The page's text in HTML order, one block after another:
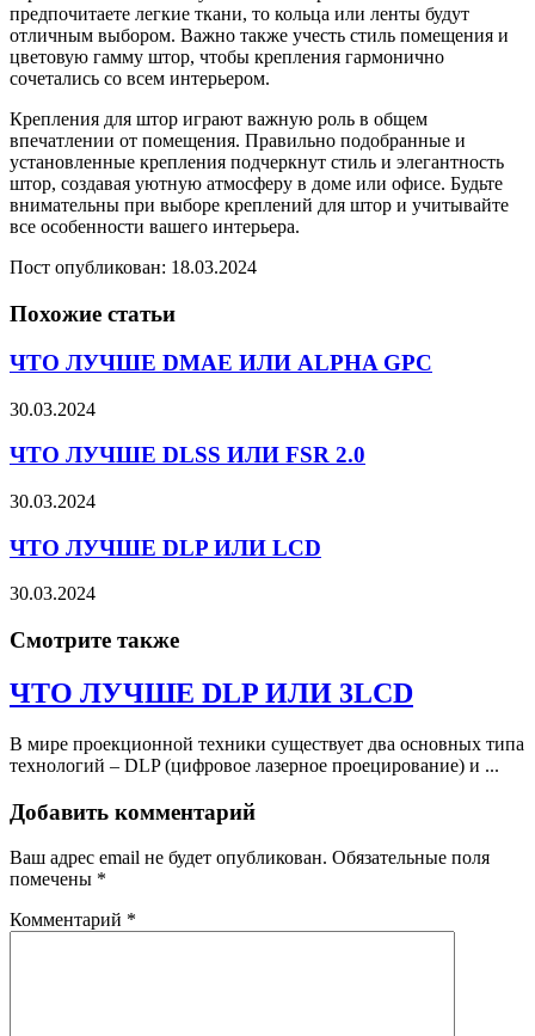
предпочитаете легкие ткани, то кольца или ленты будут
отличным выбором. Важно также учесть стиль помещения и
цветовую гамму штор, чтобы крепления гармонично
сочетались со всем интерьером.
Крепления для штор играют важную роль в общем
впечатлении от помещения. Правильно подобранные и
установленные крепления подчеркнут стиль и элегантность
штор, создавая уютную атмосферу в доме или офисе. Будьте
внимательны при выборе креплений для штор и учитывайте
все особенности вашего интерьера.
Пост опубликован: 18.03.2024
Похожие статьи
ЧТО ЛУЧШЕ DMAE ИЛИ ALPHA GPC
30.03.2024
ЧТО ЛУЧШЕ DLSS ИЛИ FSR 2.0
30.03.2024
ЧТО ЛУЧШЕ DLP ИЛИ LCD
30.03.2024
Смотрите также
ЧТО ЛУЧШЕ DLP ИЛИ 3LCD
В мире проекционной техники существует два основных типа
технологий – DLP (цифровое лазерное проецирование) и ...
Добавить комментарий
Ваш адрес email не будет опубликован. Обязательные поля
помечены *
Комментарий *